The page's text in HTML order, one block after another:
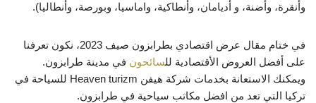
وأنقرة، وأضنة، و أديامان، وأنطاكية، واماسيا، وبورصة، وأنطاليا).
في ختام مقال عرض اقتصادي بطرابزون صيف 2023،
نكون تعرفنا
على أفضل العروض الأقتصادية للسائحون في مدينة طرابزون.
ويمكنك الاستعانة بخدمات شركة هيفن Heaven turizm للسياحة في
تركيا التي تعد من افضل مكاتب سياحية في طرابزون.